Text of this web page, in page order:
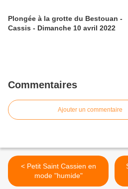
Plongée à la grotte du Bestouan -
Cassis - Dimanche 10 avril 2022
Commentaires
Ajouter un commentaire
< Petit Saint Cassien en
mode "humide"